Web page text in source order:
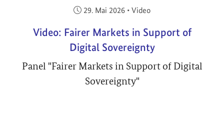
Veröffentlicht am:
29. Mai 2026 • Video
Video: Fairer Markets in Support of
Digital Sovereignty
Panel "Fairer Markets in Support of Digital
Sovereignty"